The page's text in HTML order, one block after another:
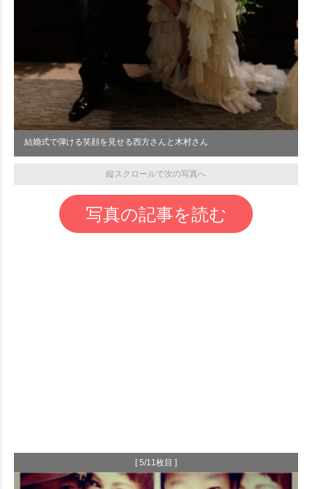
結婚式で弾ける笑顔を見せる西方さんと木村さん
縦スクロールで次の写真へ
写真の記事を読む
[ 5/11枚目 ]